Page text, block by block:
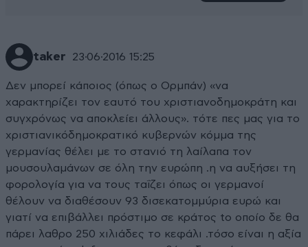
taker 23·06·2016 15:25
Δεν μπορεί κάποιος (όπως ο Ορμπάν) «να
χαρακτηρίζει τον εαυτό του χριστιανοδημοκράτη και
συγχρόνως να αποκλείει άλλους». τότε πες μας για το
χριστιανικόδημοκρατικό κυβερνών κόμμα της
γερμανίας θέλει με το στανιό τη λαίλαπα τον
μουσουλαμάνων σε όλη την ευρώπη .η να αυξήσει τη
φορολογία για να τους ταΐζει όπως οι γερμανοί
θέλουν να διαθέσουν 93 δισεκατομμύρια ευρώ και
γιατί να επιβάλλει πρόστιμο σε κράτος to οποίο δε θα
πάρει λαθρο 250 χιλιάδες το κεφάλι .τόσο είναι η αξία